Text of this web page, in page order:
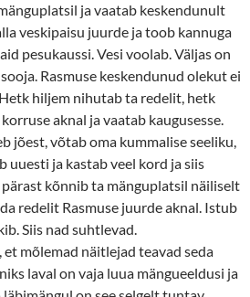
ja vaatab keskendunult
veskipaisu juurde ja toob kannuga
pesukaussi. Vesi voolab. Väljas on
Rasmuse keskendunud olekut ei
hiljem nihutab ta redelit, hetk
aknal ja vaatab kaugusesse.
jõest, võtab oma kummalise seeliku,
uuesti ja kastab veel kord ja siis
pärast kõnnib ta mänguplatsil näiliselt
redelit Rasmuse juurde aknal. Istub
Siis nad suhtlevad.
et mõlemad näitlejad teavad seda
laval on vaja luua mängueeldusi ja